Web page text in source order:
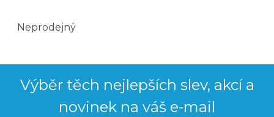
Neprodejný
Výběr těch nejlepších slev, akcí a
novinek na váš e-mail